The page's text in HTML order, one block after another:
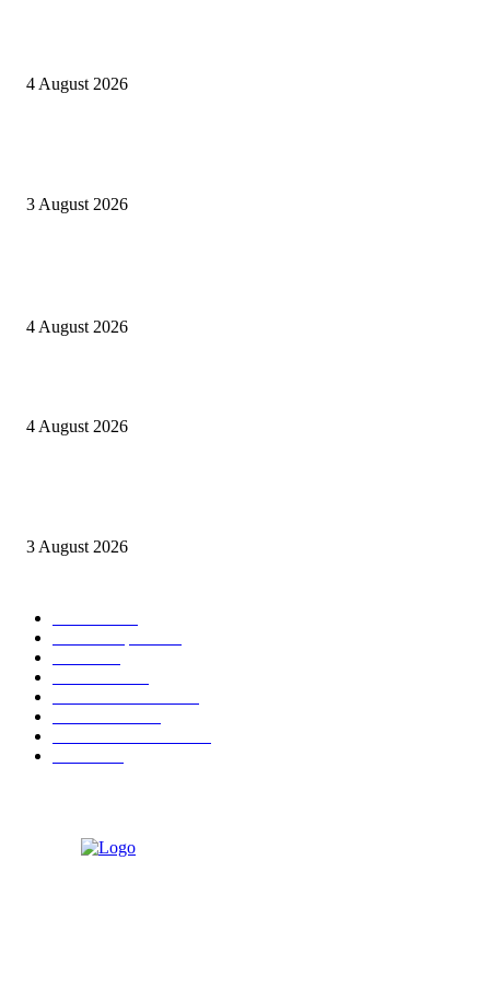
4 August 2026
3 August 2026
4 August 2026
4 August 2026
3 August 2026